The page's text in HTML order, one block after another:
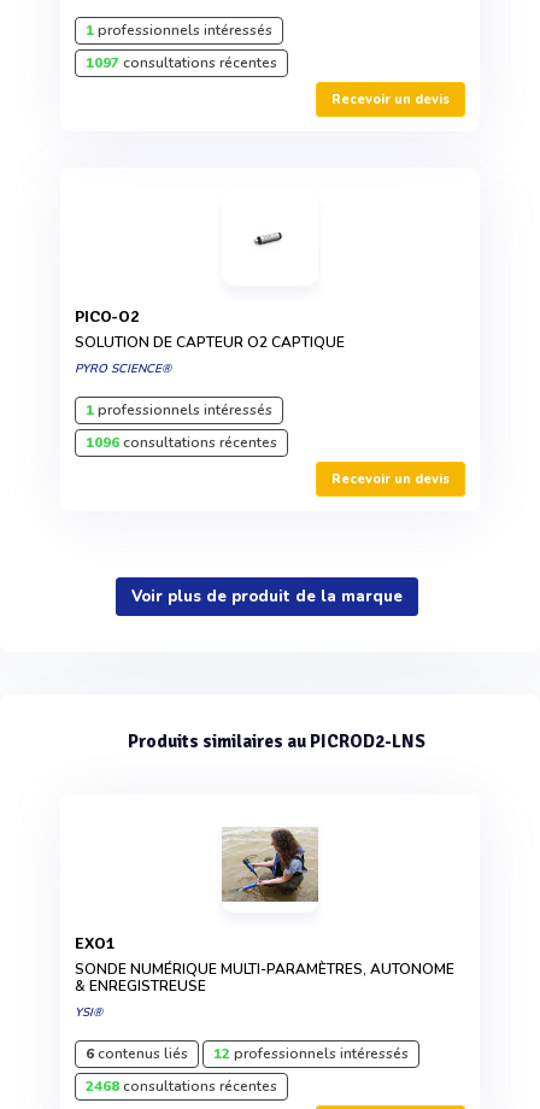
1professionnels intéressés
1097consultations récentes
Recevoir un devis
PICO-O2
SOLUTION DE CAPTEUR O2 CAPTIQUE
PYRO SCIENCE®
1professionnels intéressés
1096consultations récentes
Recevoir un devis
Voir plus de produit de la marque
Produits similaires au PICROD2-LNS
EXO1
SONDE NUMÉRIQUE MULTI-PARAMÈTRES, AUTONOME
& ENREGISTREUSE
YSI®
6contenus liés 12professionnels intéressés
2468consultations récentes